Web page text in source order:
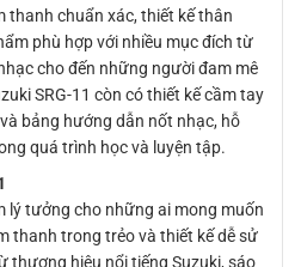
thanh chuẩn xác, thiết kế thân
phù hợp với nhiều mục đích từ
cho đến những người đam mê
SRG-11 còn có thiết kế cầm tay
bảng hướng dẫn nốt nhạc, hỗ
quá trình học và luyện tập.
lý tưởng cho những ai mong muốn
thanh trong trẻo và thiết kế dễ sử
thương hiệu nổi tiếng Suzuki, sáo